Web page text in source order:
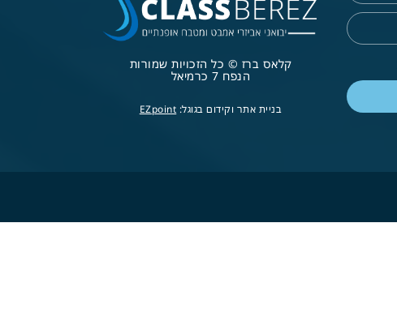
קלאס ברז © כל הזכויות שמורות
הנפח 7 כרמיאל
בניית אתר וקידום בגוגל: EZpoint